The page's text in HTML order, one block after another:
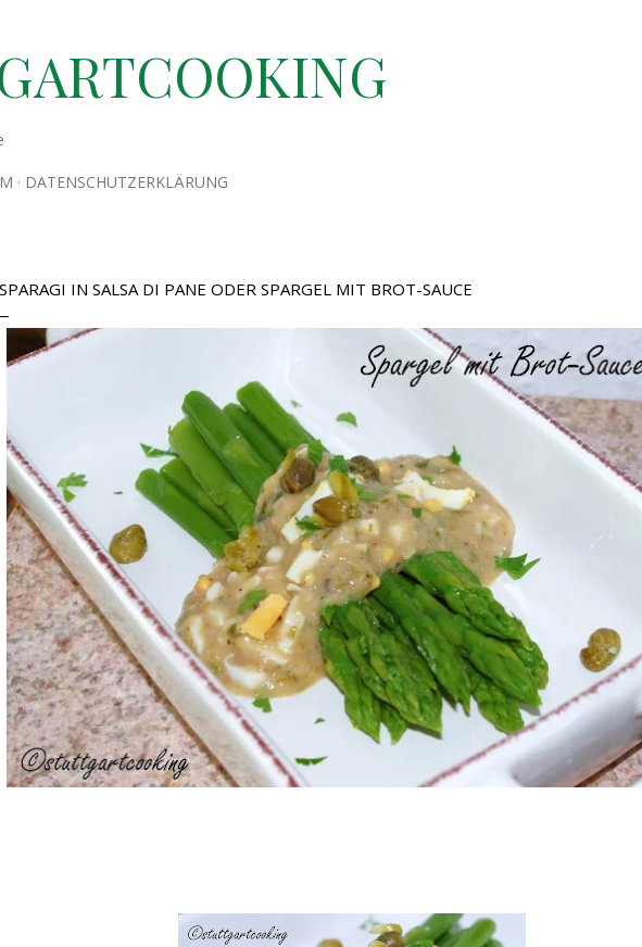
DATENSCHUTZERKLÄRUNG
IN SALSA DI PANE ODER SPARGEL MIT BROT-SAUCE